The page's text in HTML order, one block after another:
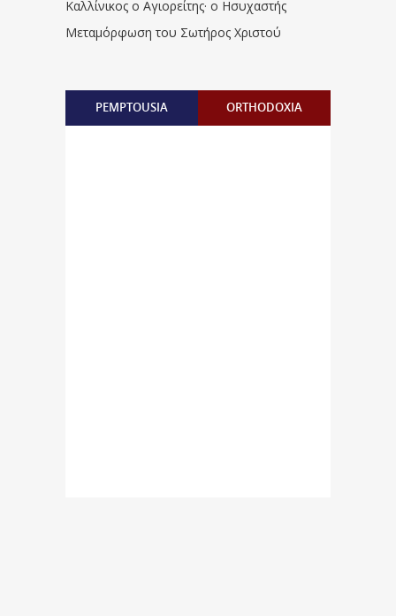
Καλλίνικος ο Αγιορείτης · ο Ησυχαστής
Μεταμόρφωση του Σωτήρος Χριστού
PEMPTOUSIA ORTHODOXIA